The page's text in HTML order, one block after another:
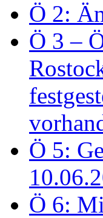
Ö 2:
Ö 3 –
Ö 5:
Ö 6: